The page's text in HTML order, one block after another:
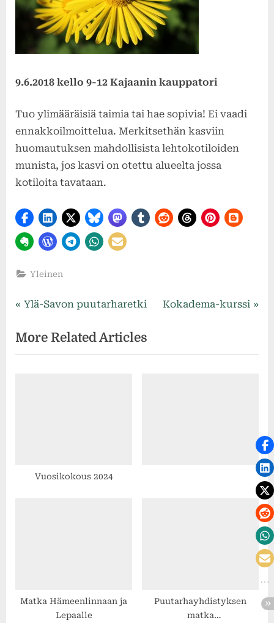
9.6.2018 kello 9-12 Kajaanin kauppatori
Tuo ylimääräisiä taimia tai hae sopivia! Ei vaadi
ennakkoilmoittelua. Merkitsethän kasviin
huomautuksen mahdollisista lehtokotiloiden
munista, jos kasvi on otettu alueelta jossa
kotiloita tavataan.
Yleinen
Artikkelien
selaus
P
e
v
Ylä-Savon puutarharetki
N
t
Kokadema-kurssi
More Related Articles
Vuosikokous 2024
Matka Hämeenlinnaan ja
Lepaalle
Puutarhayhdistyksen
matka